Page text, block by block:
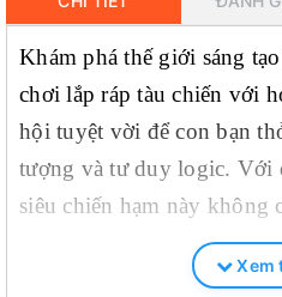
Khám phá thế giới sáng
chơi lắp ráp tàu chiến với
hội tuyệt vời để con bạn
tượng và tư duy logic. Với
siêu chiến hạm này không
còn có thể biến hình thành
thép và nhiều mô hình
Xem